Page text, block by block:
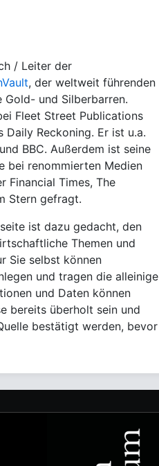
/ Leiter der
, der weltweit führenden
und Silberbarren.
Fleet Street Publications
Reckoning. Er ist u.a.
BBC. Außerdem ist seine
bei renommierten Medien
Financial Times, The
Stern gefragt.
ist dazu gedacht, den
Themen und
Sie selbst können
und tragen die alleinige
und Daten können
bereits überholt sein und
bestätigt werden, bevor